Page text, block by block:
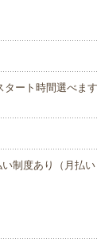
ート時間選べま
制度あり（月払い